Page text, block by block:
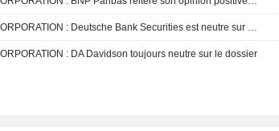
: DA Davidson toujours neutre sur le dossier